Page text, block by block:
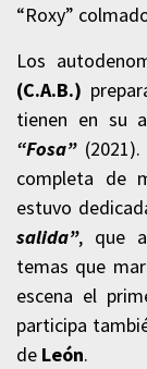
“Roxy”
Los
(C.A.B.)
tienen en su
“Fosa”(2021).
completa de
estuvo
salida”, que
temas que
escena el
participa
de León.